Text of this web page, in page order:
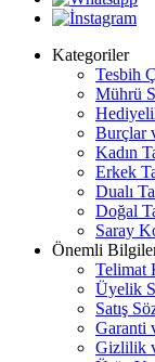
Kategoriler
Tesbih
Mührü
Burçlar
Kadın
Erkek
Dualı
Doğal
Saray
Önemli
Telimat
Üyelik
Satış
Garanti
Gizlilik